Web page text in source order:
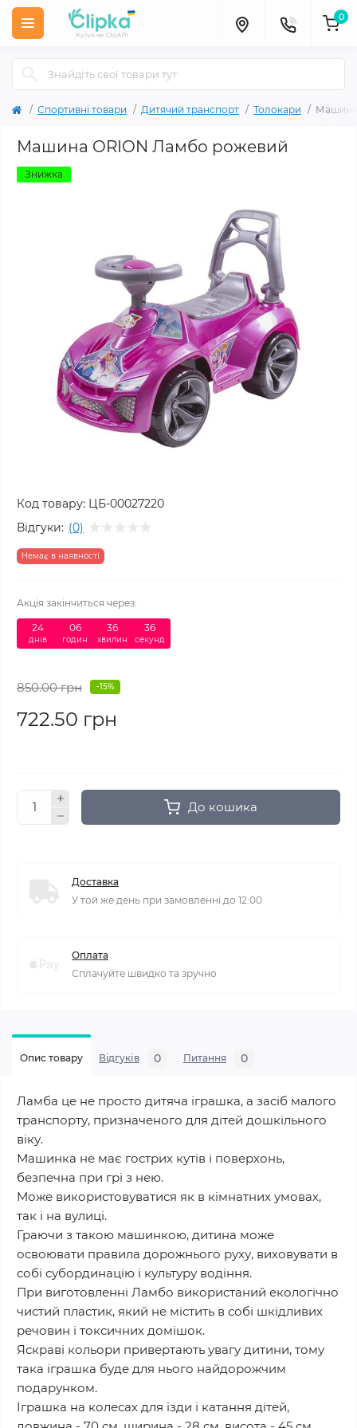
0
Спортивні товари Дитячий транспорт Толокари Машина
Машина ORION Ламбо рожевий
Знижка
Код товару: ЦБ-00027220
Відгуки: (0)
Немає в наявності
Акція закінчиться через:
24
днів
06
годин
36
хвилин
35
секунд
850.00 грн -15%
722.50 грн
До кошика
Доставка
У той же день при замовленні до 12:00
Оплата
Сплачуйте швидко та зручно
Опис товару Відгуків 0 Питання 0
Ламба це не просто дитяча іграшка, а засіб малого
транспорту, призначеного для дітей дошкільного
віку.
Машинка не має гострих кутів і поверхонь,
безпечна при грі з нею.
Може використовуватися як в кімнатних умовах,
так і на вулиці.
Граючи з такою машинкою, дитина може
освоювати правила дорожнього руху, виховувати в
собі субординацію і культуру водіння.
При виготовленні Ламбо використаний екологічно
чистий пластик, який не містить в собі шкідливих
речовин і токсичних домішок.
Яскраві кольори привертають увагу дитини, тому
така іграшка буде для нього найдорожчим
подарунком.
Іграшка на колесах для їзди і катання дітей,